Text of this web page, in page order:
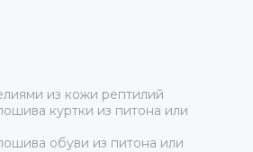
из кожи рептилий
куртки из питона или
обуви из питона или